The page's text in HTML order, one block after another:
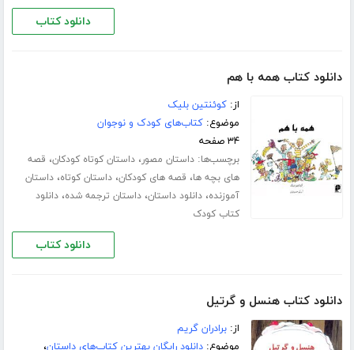
دانلود کتاب
دانلود کتاب همه با هم
از:کوئنتین بلیک
موضوع:کتاب‌های کودک و نوجوان
۳۴ صفحه
برچسب‌ها:داستان مصور،داستان کوتاه کودکان، قصه
های بچه ها، قصه های کودکان،داستان کوتاه،داستان
آموزنده،دانلود داستان،داستان ترجمه شده،دانلود
کتاب کودک
دانلود کتاب
دانلود کتاب هنسل و گرتیل
از:برادران گریم
موضوع:دانلود رایگان بهترین کتاب‌های داستان،